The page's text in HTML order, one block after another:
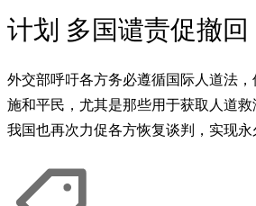
计划 多国谴责促撤回
外交部呼吁各方务必遵循国际人道法
施和平民，尤其是那些用于获取人道救
我国也再次力促各方恢复谈判，实现永